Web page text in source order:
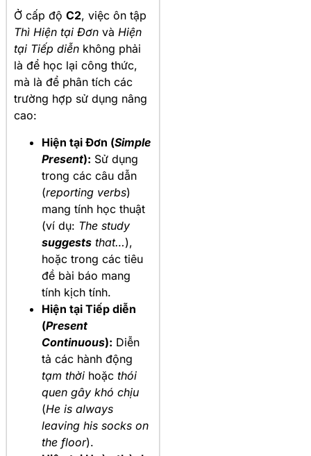
Ở cấp độ C2, việc ôn tập
Thì Hiện tại Đơn và Hiện
tại Tiếp diễn không phải
là để học lại công thức,
mà là để phân tích các
trường hợp sử dụng nâng
cao:
Hiện tại Đơn (Simple
Present): Sử dụng
trong các câu dẫn
(reporting verbs)
mang tính học thuật
(ví dụ: The study
suggests that…),
hoặc trong các tiêu
đề bài báo mang
tính kịch tính.
Hiện tại Tiếp diễn
(Present
Continuous): Diễn
tả các hành động
tạm thời hoặc thói
quen gây khó chịu
(He is always
leaving his socks on
the floor).